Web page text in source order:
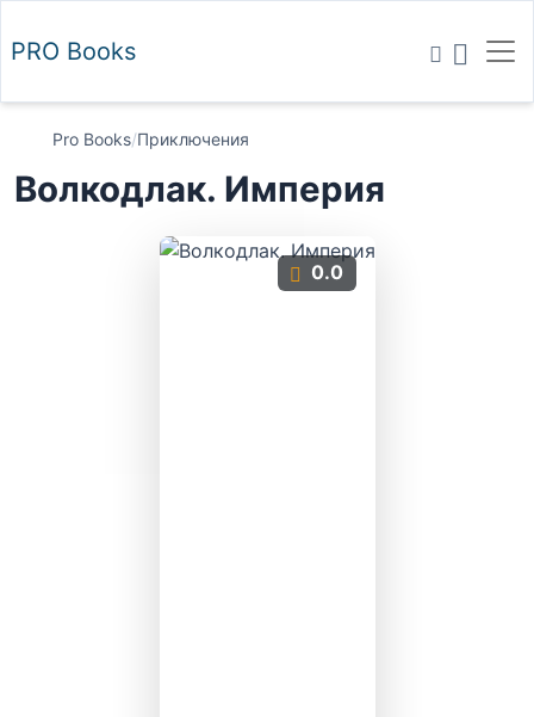
PRO Books
Pro Books/Приключения
Волкодлак. Империя
0.0